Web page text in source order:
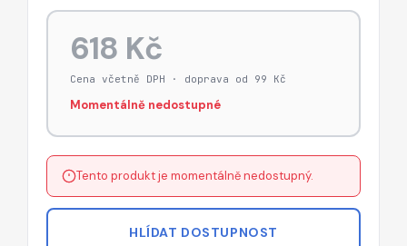
618 Kč
Cena včetně DPH · doprava od 99 Kč
Momentálně nedostupné
Tento produkt je momentálně nedostupný.
HLÍDAT DOSTUPNOST